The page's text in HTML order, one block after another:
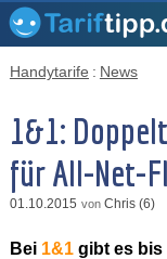
Handytarife : News
1&1:
für All-Net-
01.10.2015 von Chris (6)
Bei 1&1gibt es bis